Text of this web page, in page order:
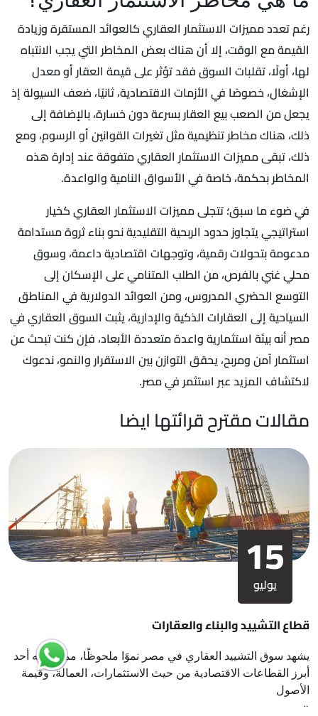
رغم تعدد مميزات الاستثمار العقاري كالعوائد المستقرة وزيادة
القيمة مع الوقت، إلا أن هناك بعض المخاطر التي يجب الانتباه
لها، أولًا، تقلبات السوق فقد تؤثر على قيمة العقار أو معدل
الإشغال، خصوصًا في الأزمات الاقتصادية، ثانيًا، ضعف السيولة إذ
يجعل من الصعب بيع العقار بسرعة دون خسارة، بالإضافة إلى
ذلك، هناك مخاطر تنظيمية مثل تغيرات القوانين أو الرسوم، ومع
ذلك، تبقى مميزات الاستثمار العقاري متفوقة عند إدارة هذه
المخاطر بحكمة، خاصة في الأسواق النامية والواعدة.
في ضوء ما سبق؛ تتجلى مميزات الاستثمار العقاري كخيار
استراتيجي يتجاوز حدود الربحية التقليدية نحو بناء ثروة مستدامة
مدعومة بتحولات رقمية، وتوجهات اقتصادية داعمة، وسوق
محلي غني بالفرص، من الطلب المتنامي على الإسكان إلى
التوسع الحضري المدروس، ومن العوائد الدولارية في المناطق
السياحية إلى العقارات الذكية والإدارية، يثبت السوق العقاري في
مصر أنه بيئة استثمارية واعدة متعددة الأبعاد، فإن كنت تبحث عن
استثمار آمن ومربح، يحقق التوازن بين الاستقرار والنمو، ندعوك
لاكتشاف المزيد عبر استثمر في مصر.
مقالات مقترح قرائتها ايضا
15
يوليو
قطاع التشييد والبناء والعقارات
يشهد سوق التشييد العقاري في مصر نموًا ملحوظًا، مما يجعله أحد
أبرز القطاعات الاقتصادية من حيث الاستثمارات، العمالة، وقيمة
الأصول
‹
›